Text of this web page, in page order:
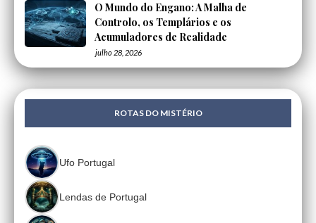
O Mundo do Engano: A Malha de
Controlo, os Templários e os
Acumuladores de Realidade
julho 28, 2026
ROTAS DO MISTÉRIO
Ufo Portugal
Lendas de Portugal